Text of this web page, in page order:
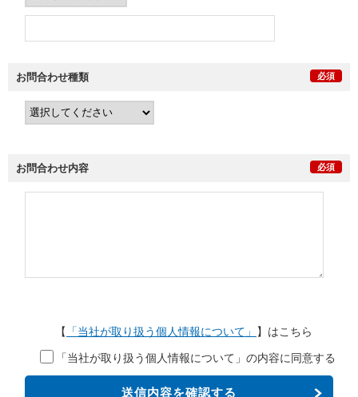
必須
お問合わせ種類
必須
お問合わせ内容
【 「当社が取り扱う個人情報について」 】はこちら
「当社が取り扱う個人情報について」の内容に同意する